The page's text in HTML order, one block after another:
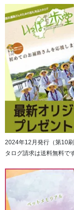
2024年12月発行（第10
タログ請求は送料無料で